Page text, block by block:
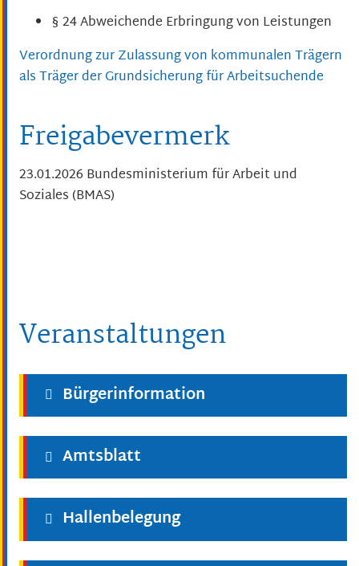
§ 24 Abweichende Erbringung von Leistungen
Verordnung zur Zulassung von kommunalen Trägern
als Träger der Grundsicherung für Arbeitsuchende
Freigabevermerk
23.01.2026 Bundesministerium für Arbeit und
Soziales (BMAS)
Veranstaltungen
Bürgerinformation
Amtsblatt
Hallenbelegung